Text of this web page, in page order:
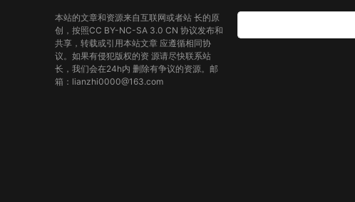
本站的文章和资源来自互联网或者站 长的原
创，按照CC BY-NC-SA 3.0 CN 协议发布和
共享，转载或引用本站文章 应遵循相同协
议。如果有侵犯版权的资 源请尽快联系站
长，我们会在24h内 删除有争议的资源。邮
箱：lianzhi0000@163.com